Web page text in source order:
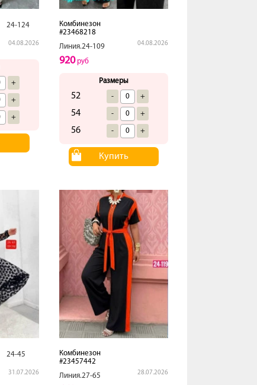
24-124
04.08.2026
+
+
+
Комбинезон
#23468218
Линия.24-109
04.08.2026
920руб
Размеры
52 - +
54 - +
56 - +
Купить
24-45
31.07.2026
Комбинезон
#23457442
Линия.27-65
28.07.2026